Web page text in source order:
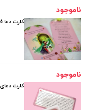
ناموجود
کارت
ناموجود
کارت